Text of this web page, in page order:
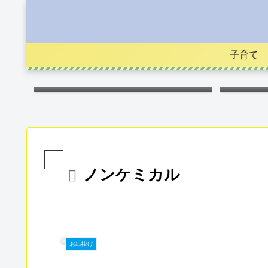
子育て
ノンケミカル
お出掛け